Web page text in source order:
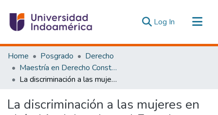
Log In (current)
Communities & Collections
All of DSpace
Statistics
Home Posgrado
Derecho
Maestría en Derecho Constitucional con Mención en Derecho Constitucional
La discriminación a las mujeres en el ámbito laboral en el Ecuador a partir de la Jurisprudencia Constitucional Ecuatoriana: Análisis de la sentencia Nro. 292-16-sep-cc de la Corte Constitucional Ecuatoriana.
La discriminación a las mujeres en